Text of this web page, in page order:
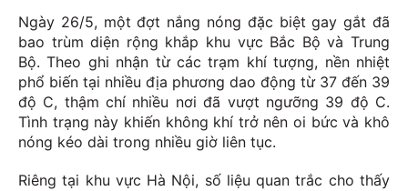
Ngày 26/5, một đợt nắng nóng đặc biệt gay gắt đã
bao trùm diện rộng khắp khu vực Bắc Bộ và Trung
Bộ. Theo ghi nhận từ các trạm khí tượng, nền nhiệt
phổ biến tại nhiều địa phương dao động từ 37 đến 39
độ C, thậm chí nhiều nơi đã vượt ngưỡng 39 độ C.
Tình trạng này khiến không khí trở nên oi bức và khô
nóng kéo dài trong nhiều giờ liên tục.
Riêng tại khu vực Hà Nội, số liệu quan trắc cho thấy